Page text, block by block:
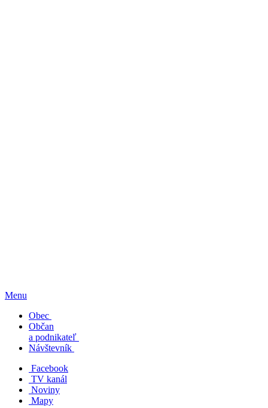
Menu
Obec
Občan
a podnikateľ
Návštevník
Facebook
TV kanál
Noviny
Mapy